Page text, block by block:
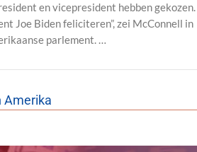
en vicepresident hebben gekozen.
Joe Biden feliciteren”, zei McConnell in
parlement. …
Amerika